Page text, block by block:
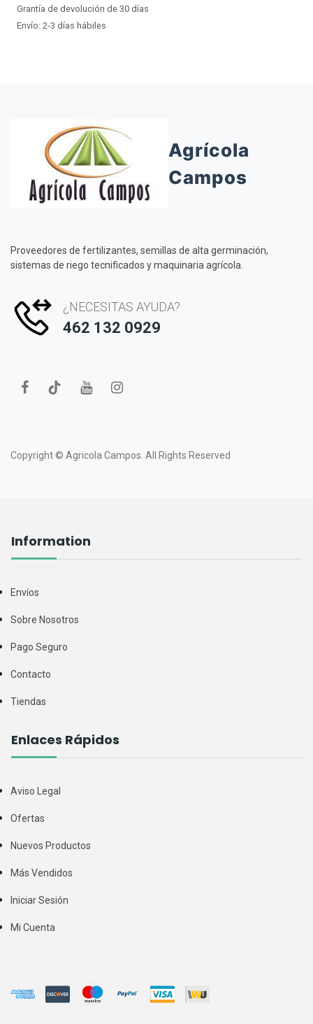
Grantía de devolución de 30 días
Envío: 2-3 días hábiles
Agrícola
Campos
Proveedores de fertilizantes, semillas de alta germinación,
sistemas de riego tecnificados y maquinaria agrícola.
¿NECESITAS AYUDA?
462 132 0929
Copyright © Agricola Campos. All Rights Reserved
Information
Envíos
Sobre Nosotros
Pago Seguro
Contacto
Tiendas
Enlaces Rápidos
Aviso Legal
Ofertas
Nuevos Productos
Más Vendidos
Iniciar Sesión
Mi Cuenta